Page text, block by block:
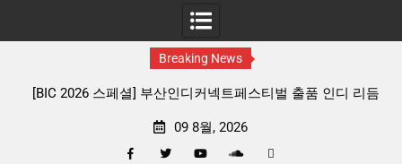
Breaking News
트페스티벌 출품 인디 리듬
판타지 케이팝 애니메이션 ‘고스트밴
09 8월, 2026